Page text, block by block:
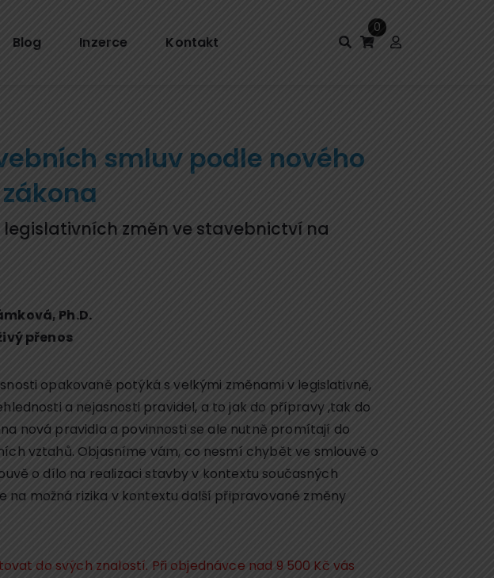
Blog Inzerce Kontakt
0
smluv podle nového
změn ve stavebnictví na
Ph.D.
přenos
opakovaně potýká s velkými změnami v legislativně,
a nejasnosti pravidel, a to jak do přípravy ,tak do
nová pravidla a povinnosti se ale nutně promítají do
vztahů. Objasníme vám, co nesmí chybět ve smlouvě o
o dílo na realizaci stavby v kontextu současných
na možná rizika v kontextu další připravované změny
do svých znalostí. Při objednávce nad 9 500 Kč vás